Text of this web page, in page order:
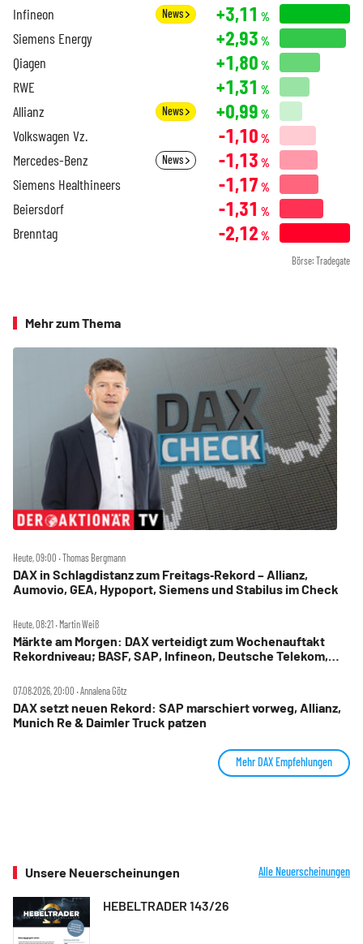
Infineon News +3,11 %
Siemens Energy +2,93 %
Qiagen +1,80 %
RWE +1,31 %
Allianz News +0,99 %
Volkswagen Vz. -1,10 %
Mercedes-Benz News -1,13 %
Siemens Healthineers -1,17 %
Beiersdorf -1,31 %
Brenntag -2,12 %
Börse: Tradegate
Mehr zum Thema
Heute, 09:00 ‧ Thomas Bergmann
DAX in Schlagdistanz zum Freitags‑Rekord – Allianz,
Aumovio, GEA, Hypoport, Siemens und Stabilus im Check
Heute, 08:21 ‧ Martin Weiß
Märkte am Morgen: DAX verteidigt zum Wochenauftakt
Rekordniveau; BASF, SAP, Infineon, Deutsche Telekom,
07.08.2026, 20:00 ‧ Annalena Götz
DAX setzt neuen Rekord: SAP marschiert vorweg, Allianz,
Munich Re & Daimler Truck patzen
Mehr DAX Empfehlungen
Unsere Neuerscheinungen Alle Neuerscheinungen
HEBELTRADER 143/26